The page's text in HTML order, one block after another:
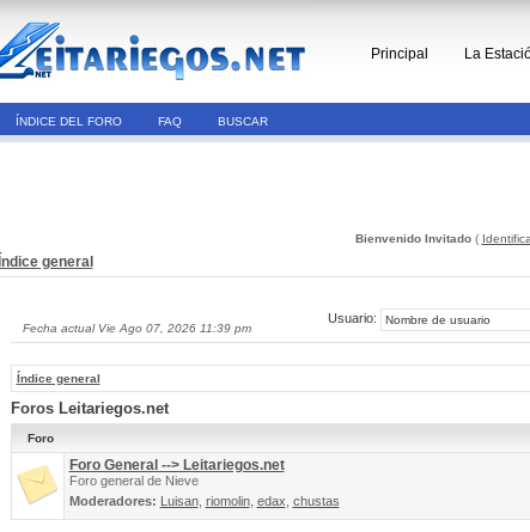
Principal La
ÍNDICE DEL FORO FAQ BUSCAR
Bienvenido Invitado(
Índice general
Fecha actual Vie Ago 07, 2026 11:39 pm
Usuario:
Índice general
Foros Leitariegos.net
Foro
Foro General --> Leitariegos.net
Foro general de Nieve
Moderadores: Luisan, riomolin, edax chustas